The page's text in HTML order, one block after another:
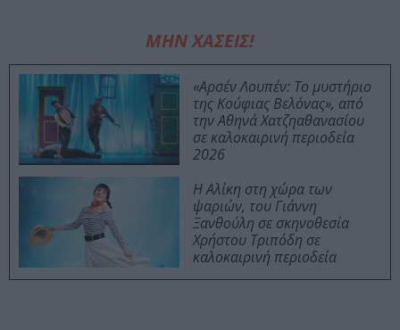
ΜΗΝ ΧΑΣΕΙΣ!
«Αρσέν Λουπέν: Το μυστήριο
της Κούφιας Βελόνας», από
την Αθηνά Χατζηαθανασίου
σε καλοκαιρινή περιοδεία
2026
Η Αλίκη στη χώρα των
ψαριών, του Γιάννη
Ξανθούλη σε σκηνοθεσία
Χρήστου Τριπόδη σε
καλοκαιρινή περιοδεία